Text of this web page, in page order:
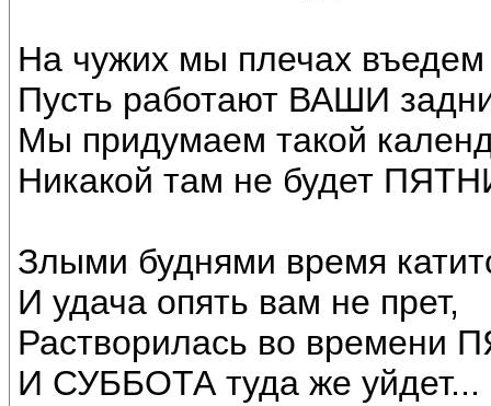
На чужих мы плечах въедем
Пусть работают ВАШИ
Мы придумаем такой
Никакой там не будет
Злыми буднями время
И удача опять вам не прет,
Растворилась во времени
И СУББОТА туда же уйдет...